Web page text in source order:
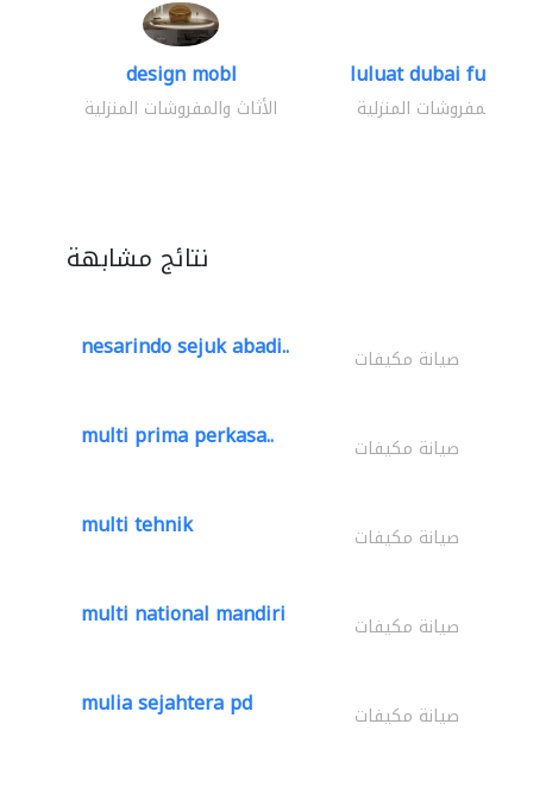
design mobl
الأثاث والمفروشات المنزلية
luluat dubai
والمفروشات المنزلية
نتائج مشابهة
nesarindo sejuk abadi.. صيانة مكيفات
multi prima perkasa.. صيانة مكيفات
multi tehnik صيانة مكيفات
multi national mandiri صيانة مكيفات
mulia sejahtera pd صيانة مكيفات